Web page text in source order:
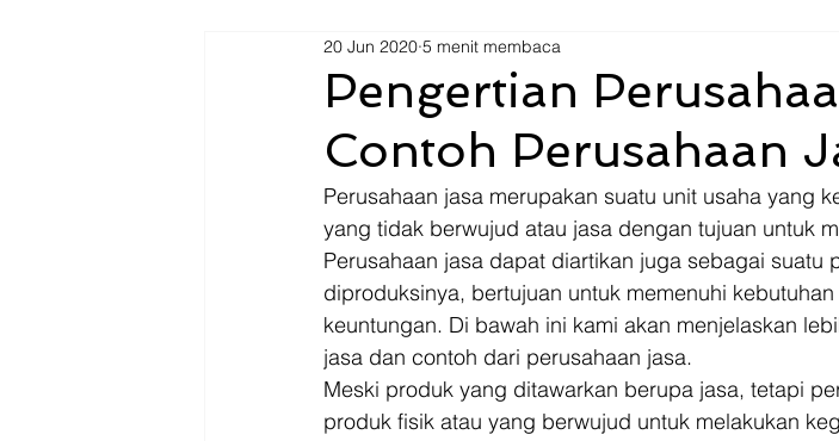
Marketing Media
Transporter Support Blog Vendor Shipper
Jakarta
Pengertian
Contoh Perusahaan
20 Jun 2020 5 menit membaca
Perusahaan jasa merupakan suatu unit usaha yang
yang tidak berwujud atau jasa dengan tujuan untuk
Perusahaan jasa dapat diartikan juga sebagai suatu
diproduksinya, bertujuan untuk memenuhi
keuntungan. Di bawah ini kami akan menjelaskan
jasa dan contoh dari perusahaan jasa.
Meski produk yang ditawarkan berupa jasa, tetapi
produk fisik atau yang berwujud untuk melakukan